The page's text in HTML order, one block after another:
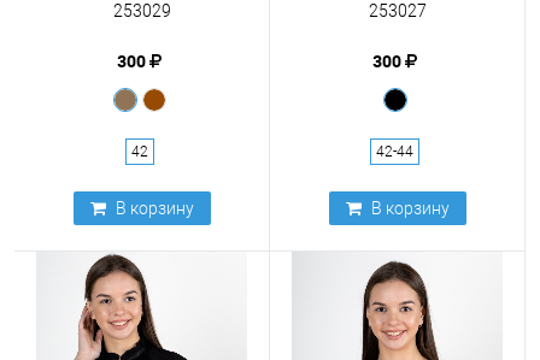
253029
300
42
В корзину
253027
300
42-44
В корзину